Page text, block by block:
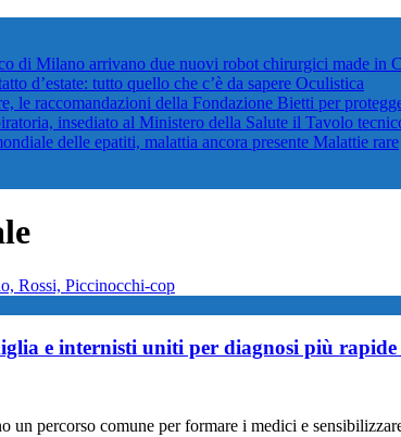
di Milano arrivano due nuovi robot chirurgici made in
d’estate: tutto quello che c’è da sapere Oculistica
le raccomandazioni della Fondazione Bietti per
insediato al Ministero della Salute il Tavolo
delle epatiti, malattia ancora presente Malattie rare
e internisti uniti per diagnosi più rapide
un percorso comune per formare i medici e